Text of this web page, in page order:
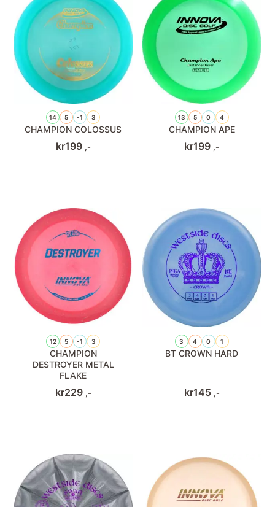
14 5 -1 3
CHAMPION COLOSSUS
kr199 ,-
13 5 0 4
CHAMPION APE
kr199 ,-
12 5 -1 3
CHAMPION
DESTROYER METAL
FLAKE
kr229 ,-
3 4 0 1
BT CROWN HARD
kr145 ,-